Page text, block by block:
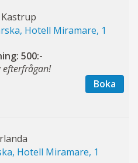
Hotell Miramare, 1
500:-
efterfrågan!
Boka
Hotell Miramare, 1